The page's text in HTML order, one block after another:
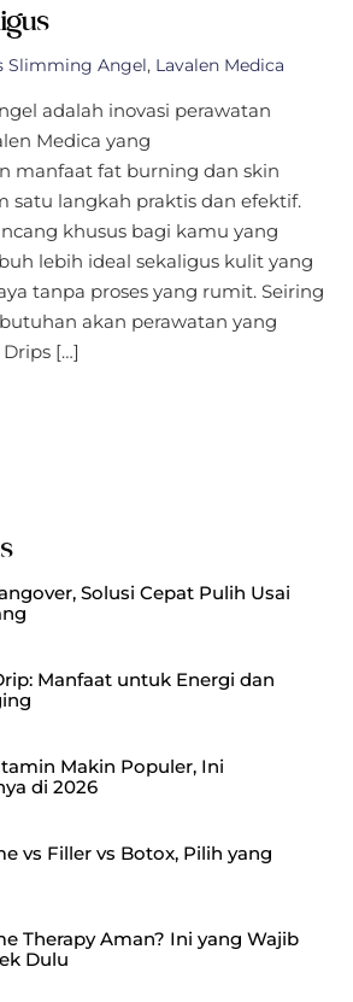
Slimming Angel, Lavalen Medica
adalah inovasi perawatan
Medica yang
manfaat fat burning dan skin
satu langkah praktis dan efektif.
khusus bagi kamu yang
lebih ideal sekaligus kulit yang
tanpa proses yang rumit. Seiring
akan perawatan yang
[…]
Solusi Cepat Pulih Usai
Manfaat untuk Energi dan
Makin Populer, Ini
di 2026
vs Filler vs Botox, Pilih yang
Therapy Aman? Ini yang Wajib
Dulu